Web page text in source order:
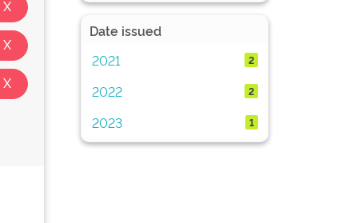
Date issued
2021
2
2022 2
2023 1